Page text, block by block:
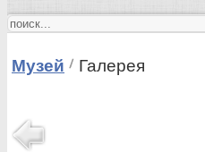
Музей Галерея